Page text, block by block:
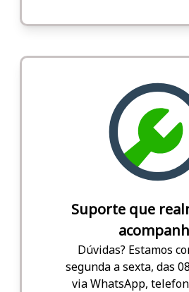
Suporte que
Dúvidas? Estamos
segunda a sexta, das
via WhatsApp,